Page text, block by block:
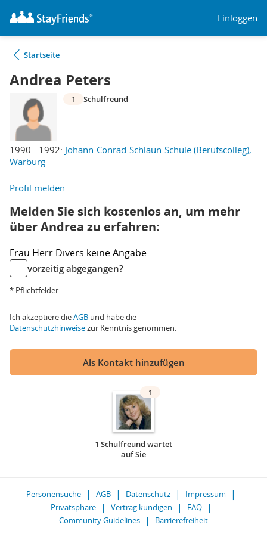
Einloggen
Startseite
Andrea Peters
1990 - 1992: Johann-Conrad-Schlaun-Schule (Berufscolleg),
Warburg
1 Schulfreund
Profil melden
Melden Sie sich kostenlos an, um mehr
über Andrea zu erfahren:
Frau Herr Divers keine Angabe
vorzeitig abgegangen?
* Pflichtfelder
Ich akzeptiere dieAGB und habe die
Datenschutzhinweisezur Kenntnis genommen.
Als Kontakt hinzufügen
1
1 Schulfreund wartet
auf Sie
Personensuche AGB Datenschutz
Impressum
Privatsphäre
Vertrag kündigen
FAQ
Community Guidelines
Barrierefreiheit